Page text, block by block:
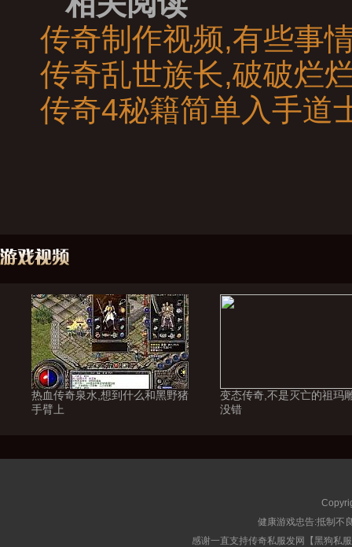
传奇制作视频,有些事
传奇乱世族长,破破烂
传奇4秘籍简单入手道
热血传奇泉水,想到什么和黑野猪
手臂上
变态传奇,不是灭亡的祖玛
没错
健康游戏忠告:抵制不
感谢一直支持传奇私服发网【黑狗私